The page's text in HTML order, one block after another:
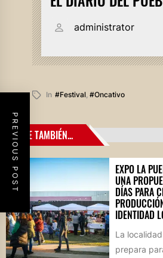
administrator
In #festival, #oncativo
PREVIOUS POST LEE TAMBIÉN...
EXPO LA
UNA
DÍAS PARA
IDENTIDAD
La
prepara